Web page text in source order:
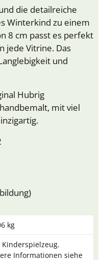
die detailreiche
Winterkind zu einem
8 cm passt es perfekt
jede Vitrine. Das
und
Hubrig
mit viel
kg
Kinderspielzeug.
Informationen siehe